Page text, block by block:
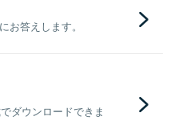
お答えします。
ダウンロードできま